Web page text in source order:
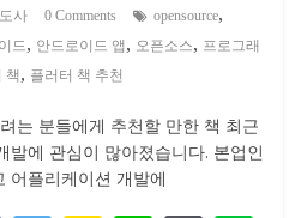
사 0 Comments opensource,
드, 안드로이드 앱 , 오픈소스, 프로그래
책 , 플러터 책 추천
는 분들에게 추천할 만한 책 최근
발에 관심이 많아졌습니다. 본업인
어플리케이션 개발에